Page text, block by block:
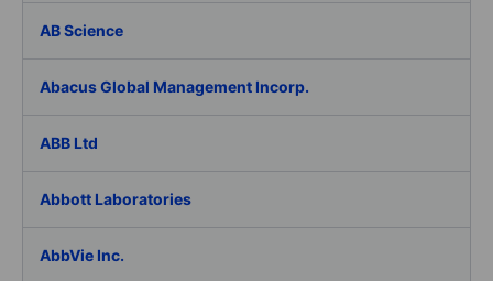
AB Science
Abacus Global Management Incorp.
ABB Ltd
Abbott Laboratories
AbbVie Inc.